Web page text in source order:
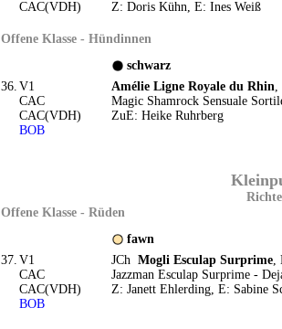
CAC(VDH)
Z: Doris Kühn, E: Ines Weiß
Offene Klasse - Hündinnen
schwarz
36. V1
CAC
CAC(VDH)
BOB
Amélie Ligne Royale du Rhin,
Magic Shamrock Sensuale
ZuE: Heike Ruhrberg
Offene Klasse - Rüden
fawn
37. V1
CAC
CAC(VDH)
BOB
JCh Mogli Esculap Surprime,
Jazzman Esculap Surprime -
Z: Janett Ehlerding, E: Sabine